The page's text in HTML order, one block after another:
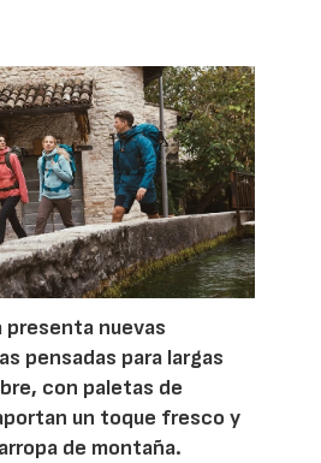
presenta nuevas
pensadas para largas
con paletas de
un toque fresco y
de montaña.